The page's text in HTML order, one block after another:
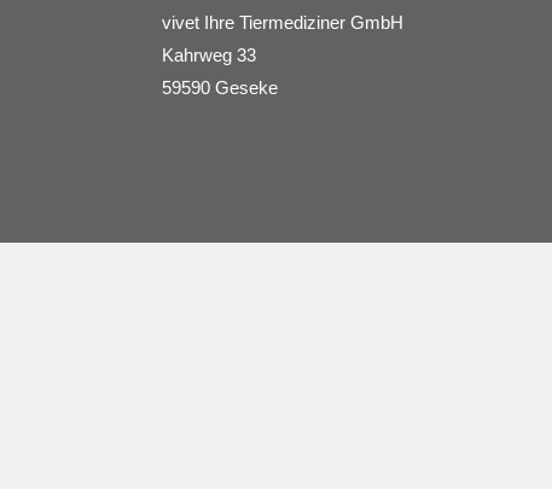
vivet Ihre Tiermediziner GmbH
Kahrweg 33
59590 Geseke